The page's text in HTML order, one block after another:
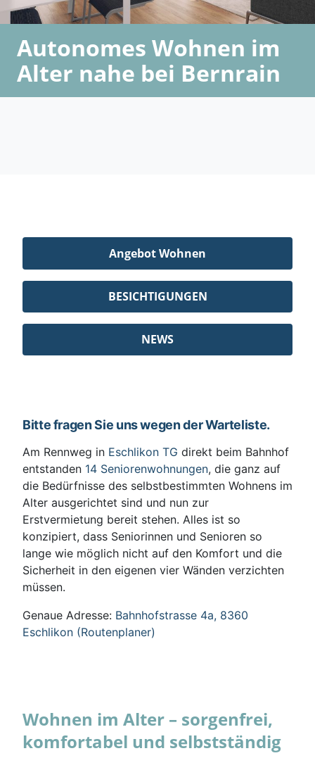
Autonomes Wohnen im
Alter nahe bei Bernrain
Angebot Wohnen
BESICHTIGUNGEN
NEWS
Bitte fragen Sie uns wegen der Warteliste.
Am Rennweg in Eschlikon TG direkt beim Bahnhof
entstanden 14 Seniorenwohnungen, die ganz auf
die Bedürfnisse des selbstbestimmten Wohnens im
Alter ausgerichtet sind und nun zur
Erstvermietung bereit stehen. Alles ist so
konzipiert, dass Seniorinnen und Senioren so
lange wie möglich nicht auf den Komfort und die
Sicherheit in den eigenen vier Wänden verzichten
müssen.
Genaue Adresse: Bahnhofstrasse 4a, 8360
Eschlikon (Routenplaner)
Wohnen im Alter – sorgenfrei,
komfortabel und selbstständig